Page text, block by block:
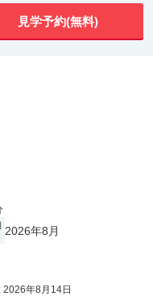
見学予約(無料)
2026年8月
年8月14日